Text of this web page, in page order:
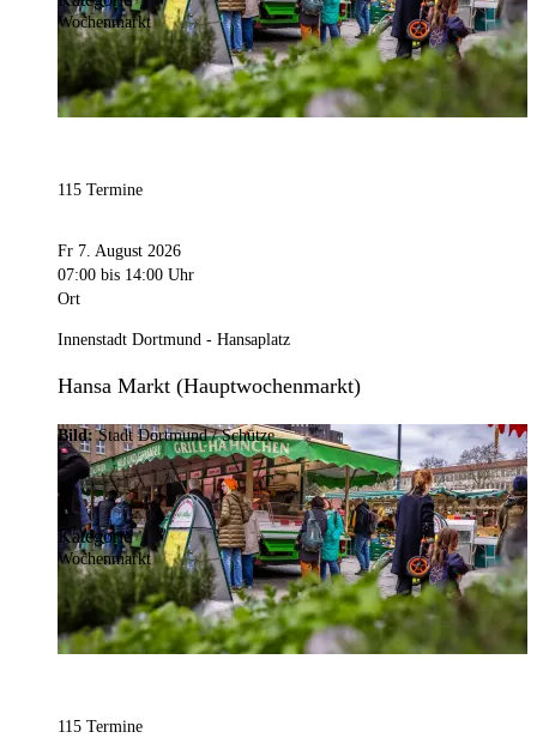
Wochenmarkt
115 Termine
Fr 7. August 2026
07:00 bis 14:00 Uhr
Ort
Innenstadt Dortmund - Hansaplatz
Hansa Markt (Hauptwochenmarkt)
Bild:Stadt Dortmund / Schütze
Kategorie
Wochenmarkt
115 Termine